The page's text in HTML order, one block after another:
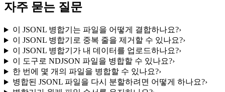
자주 묻는 질문
이 JSONL 병합기는 파일을 어떻게 결합하나요?›
이 JSONL 병합기로 중복 줄을 제거할 수 있나요?›
이 JSONL 병합기가 내 데이터를 업로드하나요?›
이 도구로 NDJSON 파일을 병합할 수 있나요?›
한 번에 몇 개의 파일을 병합할 수 있나요?›
병합된 JSONL 파일을 다시 분할하려면 어떻게 하나요?›